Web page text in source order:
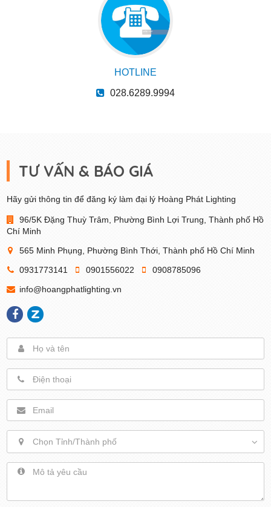
HOTLINE
028.6289.9994
TƯ VẤN & BÁO GIÁ
Hãy gửi thông tin để đăng ký làm đại lý Hoàng Phát Lighting
96/5K Đặng Thuỳ Trâm, Phường Bình Lợi Trung, Thành phố Hồ
Chí Minh
565 Minh Phụng, Phường Bình Thới, Thành phố Hồ Chí Minh
0931773141
0901556022
0908785096
info@hoangphatlighting.vn
Chọn Tỉnh/Thành phố